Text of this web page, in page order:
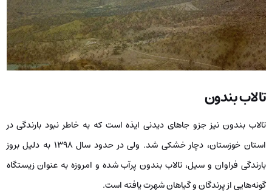
تالاب بندون
تالاب بندون نیز جزو جاهای دیدنی ایذه است که به‌ خاطر نبود بارندگی در
استان خوزستان، دچار خشکی شد. ولی در حدود سال 1398 به دلیل بروز
بارندگی فراوان و سیل، تالاب بندون پرآب شده و امروزه به‌ عنوان زیستگاه
گونه‌هایی از پرندگان و گیاهان شهرت یافته است.